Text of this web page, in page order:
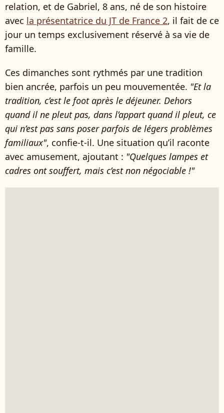
relation, et de Gabriel, 8 ans, né de son histoire
avec la présentatrice du JT de France 2, il fait de ce
jour un temps exclusivement réservé à sa vie de
famille.
Ces dimanches sont rythmés par une tradition
bien ancrée, parfois un peu mouvementée. "Et la
tradition, c’est le foot après le déjeuner. Dehors
quand il ne pleut pas, dans l’appart quand il pleut, ce
qui n’est pas sans poser parfois de légers problèmes
familiaux", confie-t-il. Une situation qu’il raconte
avec amusement, ajoutant : "Quelques lampes et
cadres ont souffert, mais c’est non négociable !"